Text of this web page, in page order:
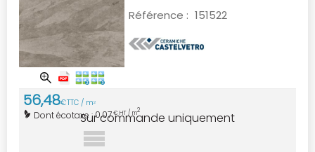
Référence : 151522
56,48€TTC / m2
Dont écotaxe :0,07€ HT / m2
Sur commande uniquement